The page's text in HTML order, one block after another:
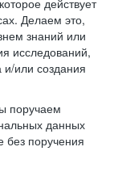
действует
Делаем это,
знаний или
исследований,
или создания
поручаем
данных
поручения